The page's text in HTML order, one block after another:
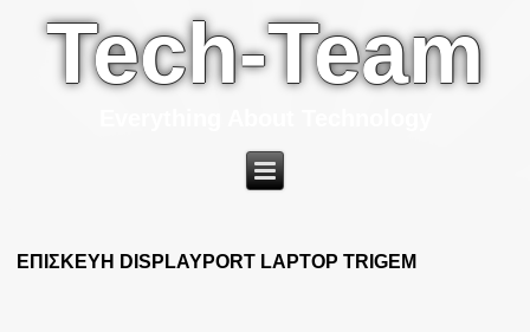
Tech-Team
ΕΠΙΣΚΕΥΗ DISPLAYPORT LAPTOP TRIGEM